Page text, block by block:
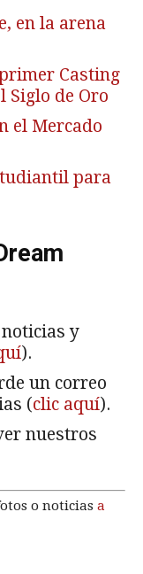
en la arena
Casting
Siglo de Oro
el Mercado
para
y
).
un correo
(clic aquí).
nuestros
o noticias a